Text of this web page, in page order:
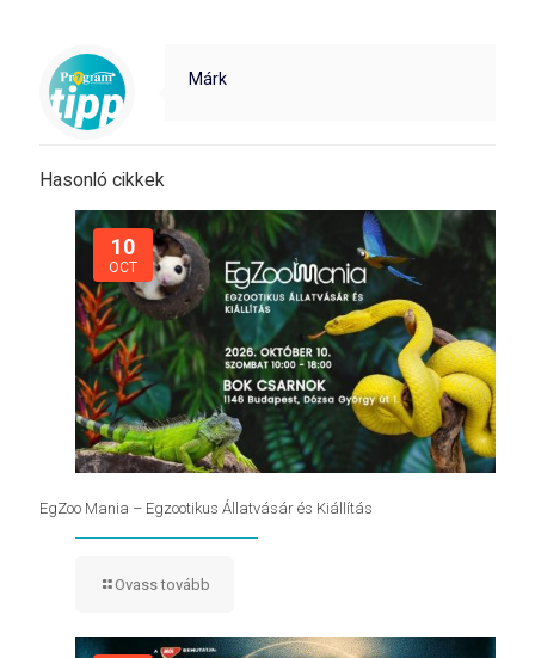
Márk
Hasonló cikkek
10
OCT
EgZoo Mania – Egzootikus Állatvásár és Kiállítás
Ovass tovább